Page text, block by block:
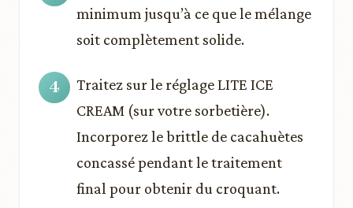
minimum jusqu’à ce que le mélange
soit complètement solide.
Traitez sur le réglage LITE ICE
CREAM (sur votre sorbetière).
Incorporez le brittle de cacahuètes
concassé pendant le traitement
final pour obtenir du croquant.